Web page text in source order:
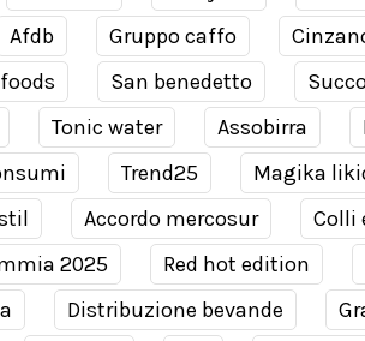
Afdb Gruppo caffo
San benedetto
Tonic water Assobirra
Trend25 Magika
Accordo mercosur
Colli
2025 Red hot edition
Distribuzione bevande